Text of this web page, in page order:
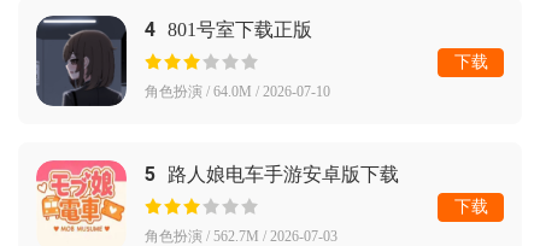
4 801号室下载正版
角色扮演 / 64.0M / 2026-07-10
下载
5 路人娘电车手游安卓版下载
角色扮演 / 562.7M / 2026-07-03
下载